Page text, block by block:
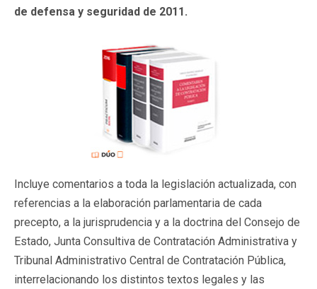
de defensa y seguridad de 2011.
Incluye comentarios a toda la legislación actualizada, con
referencias a la elaboración parlamentaria de cada
precepto, a la jurisprudencia y a la doctrina del Consejo de
Estado, Junta Consultiva de Contratación Administrativa y
Tribunal Administrativo Central de Contratación Pública,
interrelacionando los distintos textos legales y las